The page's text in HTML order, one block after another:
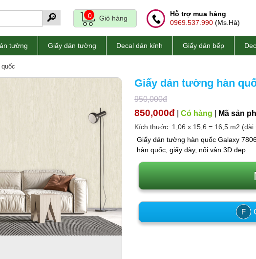
🔎 0 Giỏ hàng
Hỗ trợ mua hàng
0969.537.990 (Ms.Hà)
tường Giấy dán tường Decal dán kính Giấy dán bếp
Giấy dán tường hàn
950,000đ
850,000đ Có hàng Mã sản
Kích thước: 1,06 x 15,6 = 16,5 m2 (dài
Giấy dán tường hàn quốc Galaxy
hàn quốc, giấy dày, nổi vân 3D đẹp.
F